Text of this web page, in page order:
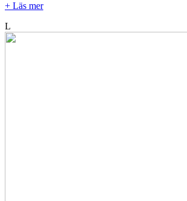
+ Läs mer
L